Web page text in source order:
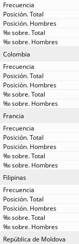
Colombia
Francia
Filipinas
República de Moldova